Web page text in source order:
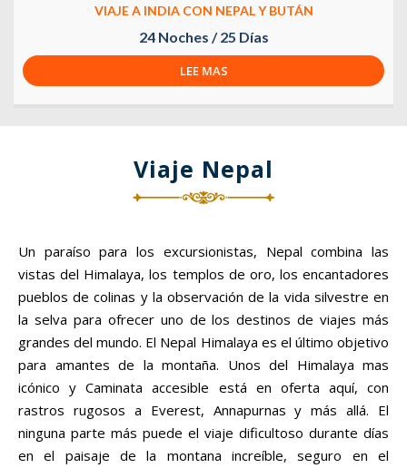
VIAJE A INDIA CON NEPAL Y BUTÁN
24 Noches / 25 Días
LEE MAS
Viaje Nepal
Un paraíso para los excursionistas, Nepal combina las
vistas del Himalaya, los templos de oro, los encantadores
pueblos de colinas y la observación de la vida silvestre en
la selva para ofrecer uno de los destinos de viajes más
grandes del mundo. El Nepal Himalaya es el último objetivo
para amantes de la montaña. Unos del Himalaya mas
icónico y Caminata accesible está en oferta aquí, con
rastros rugosos a Everest, Annapurnas y más allá. El
ninguna parte más puede el viaje dificultoso durante días
en el paisaje de la montana increíble, seguro en el